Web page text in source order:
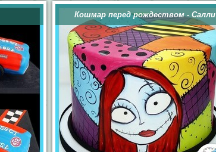
Кошмар перед рождеством - Салли